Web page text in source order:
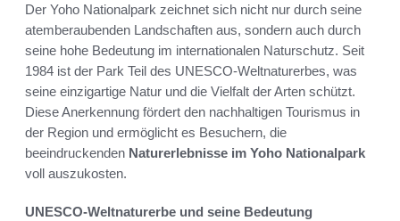
Der Yoho Nationalpark zeichnet sich nicht nur durch seine
atemberaubenden Landschaften aus, sondern auch durch
seine hohe Bedeutung im internationalen Naturschutz. Seit
1984 ist der Park Teil des UNESCO-Weltnaturerbes, was
seine einzigartige Natur und die Vielfalt der Arten schützt.
Diese Anerkennung fördert den nachhaltigen Tourismus in
der Region und ermöglicht es Besuchern, die
beeindruckenden Naturerlebnisse im Yoho Nationalpark
voll auszukosten.
UNESCO-Weltnaturerbe und seine Bedeutung